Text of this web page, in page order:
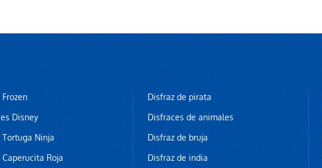
Disney
Ninja
Roja
Disfraz de pirata
Disfraces de animales
Disfraz de bruja
Disfraz de india